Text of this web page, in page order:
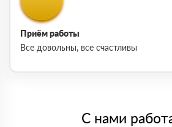
Приём работы
Все довольны, все счастливы
С нами